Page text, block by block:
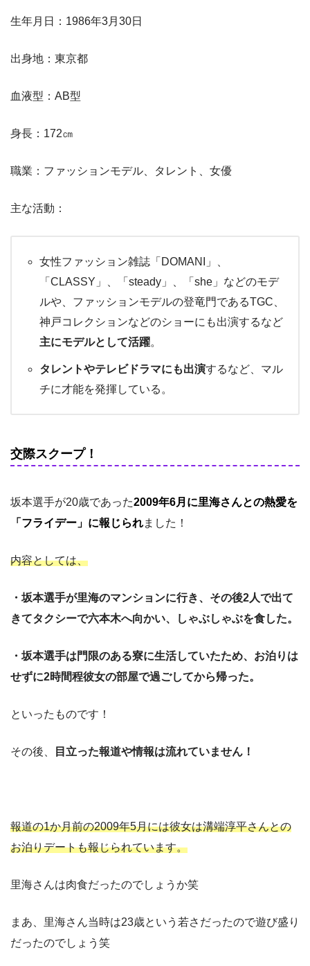
生年月日：1986年3月30日
出身地：東京都
血液型：AB型
身長：172㎝
職業：ファッションモデル、タレント、女優
主な活動：
女性ファッション雑誌「DOMANI」、
「CLASSY」、「steady」、「she」などのモデ
ルや、ファッションモデルの登竜門であるTGC、
神戸コレクションなどのショーにも出演するなど
主にモデルとして活躍。
タレントやテレビドラマにも出演するなど、マル
チに才能を発揮している。
交際スクープ！
坂本選手が20歳であった2009年6月に里海さんとの熱愛を
「フライデー」に報じられました！
内容としては、
・坂本選手が里海のマンションに行き、その後2人で出て
きてタクシーで六本木へ向かい、しゃぶしゃぶを食した。
・坂本選手は門限のある寮に生活していたため、お泊りは
せずに2時間程彼女の部屋で過ごしてから帰った。
といったものです！
その後、 目立った報道や情報は流れていません！
報道の1か月前の2009年5月には彼女は溝端淳平さんとの
お泊りデートも報じられています。
里海さんは肉食だったのでしょうか笑
まあ、里海さん当時は23歳という若さだったので遊び盛り
だったのでしょう笑